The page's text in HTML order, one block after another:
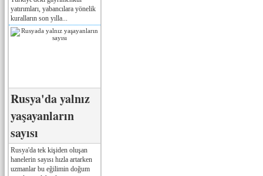
yatırımları, yabancılara yönelik
kuralların son yılla...
Rusya'da yalnız
yaşayanların
sayısı
Rusya'da tek kişiden oluşan
hanelerin sayısı hızla artarken
uzmanlar bu eğilimin doğum